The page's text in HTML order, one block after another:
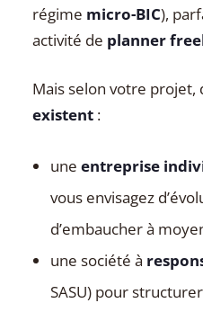
régime micro-BIC),
activité de planner
Mais selon votre projet,
existent :
uneentreprise
vous envisagez
d’embaucher à
une société à
SASU) pour